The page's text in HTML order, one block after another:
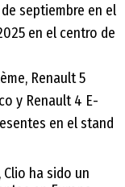
septiembre en el
en el centro de
Renault 5
y Renault 4 E-
en el stand
ha sido un